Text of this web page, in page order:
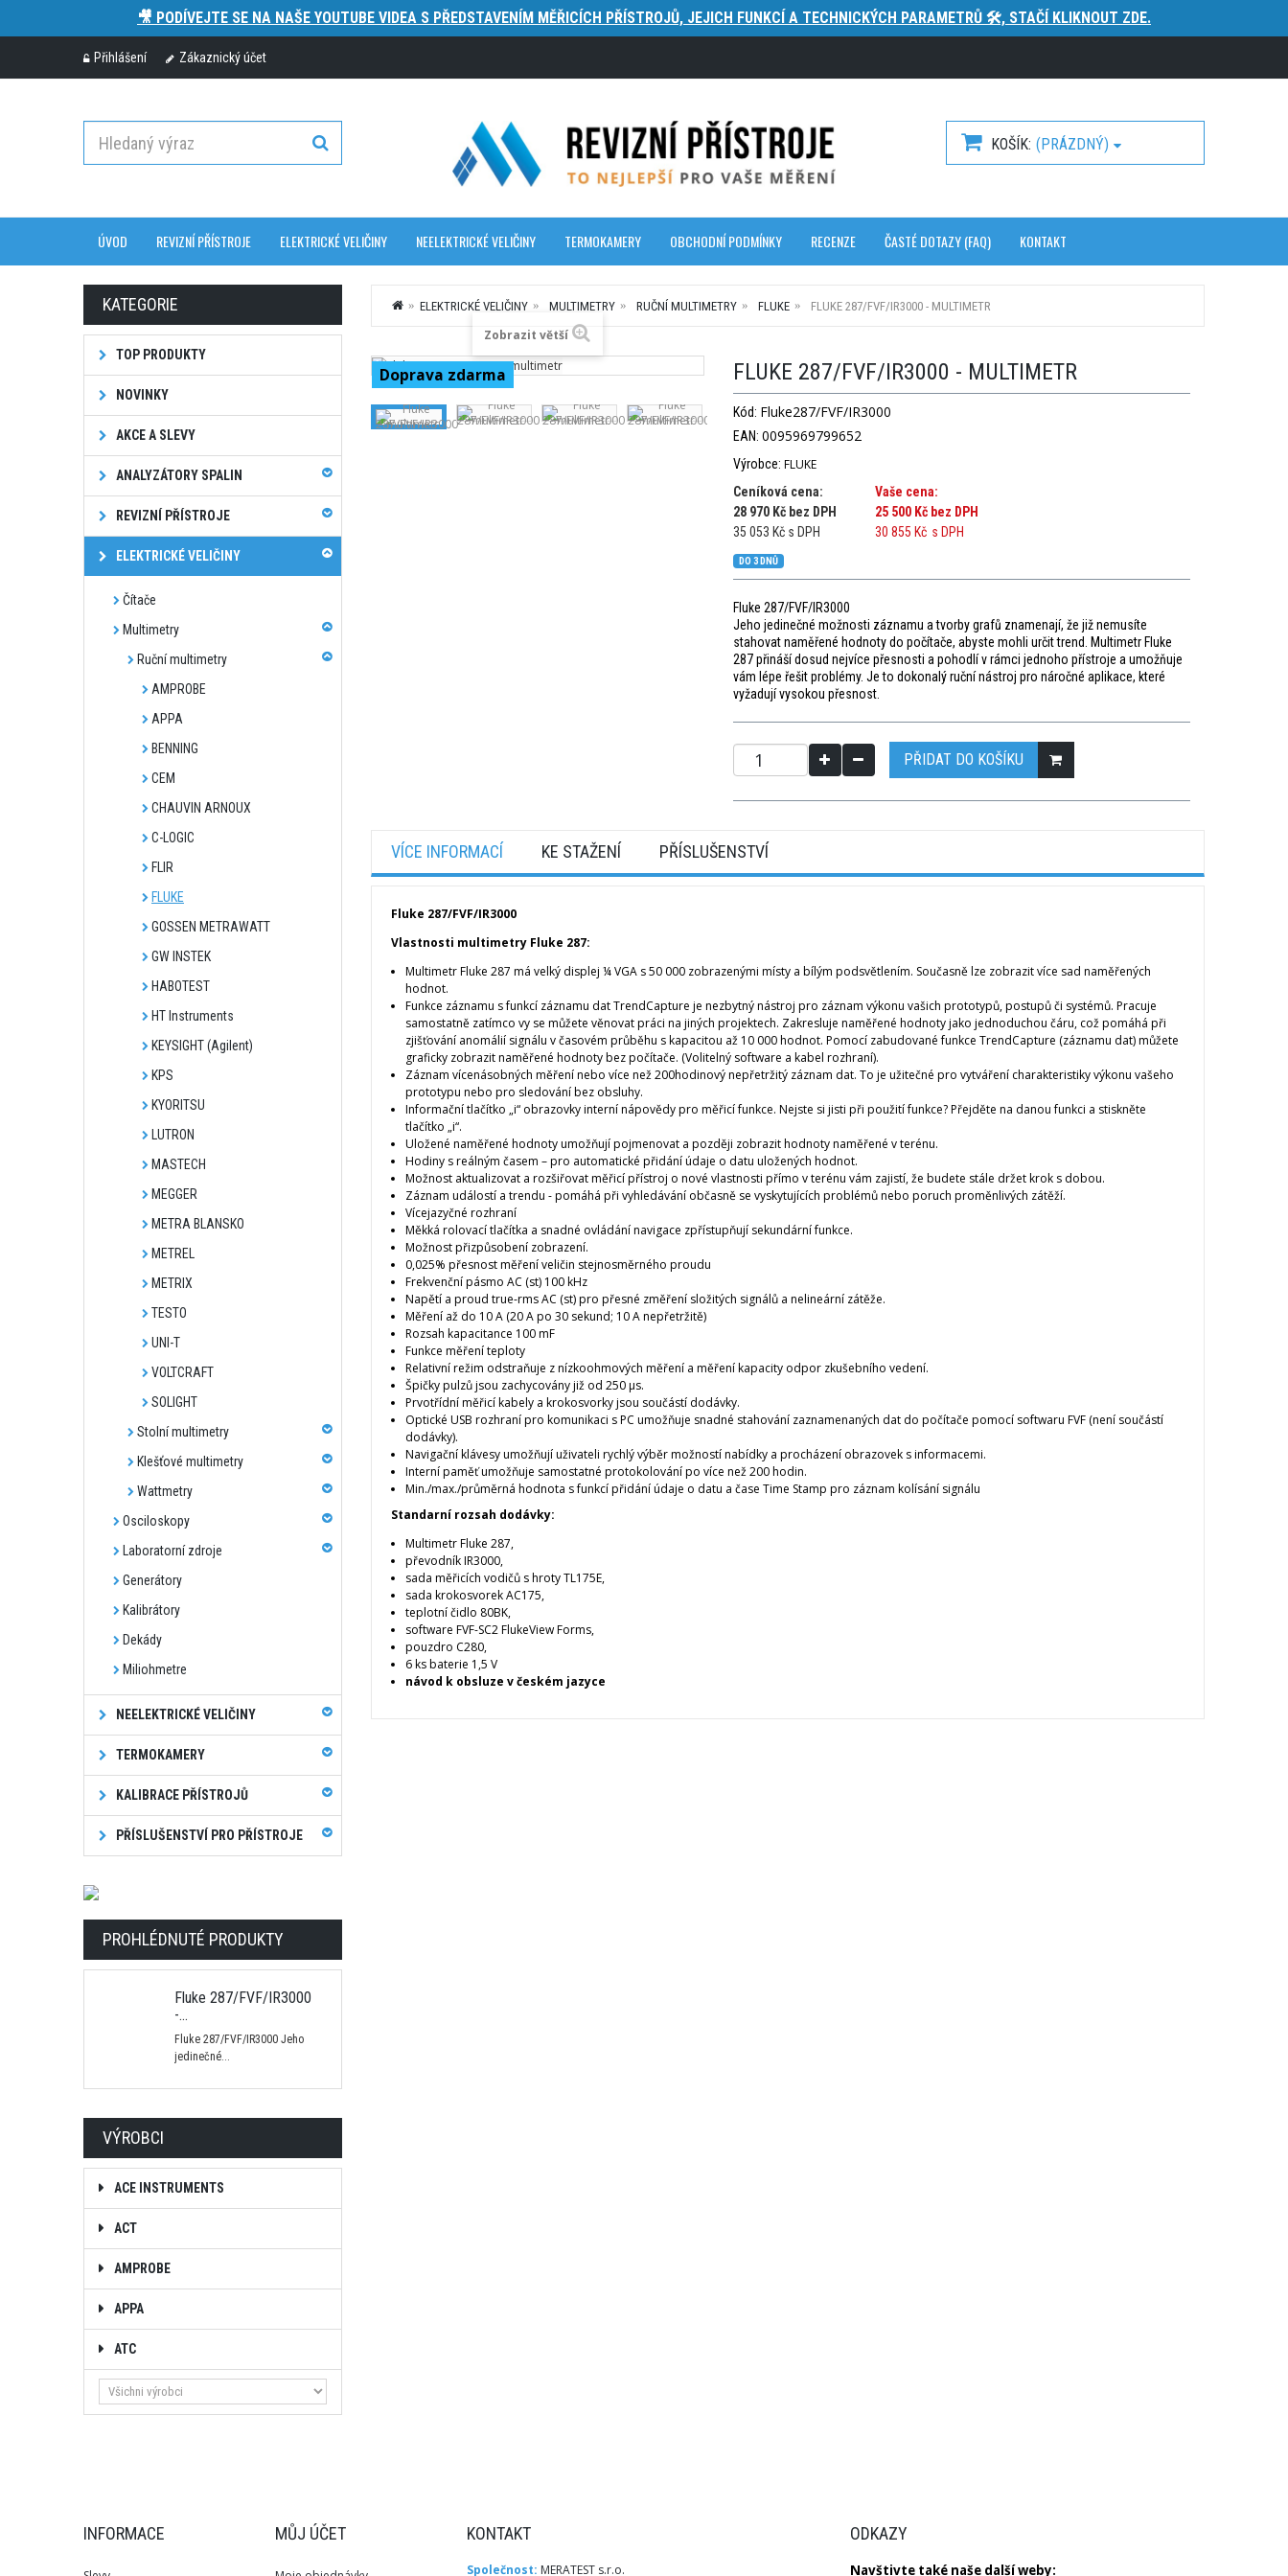
🎥 PODÍVEJTE SE NA NAŠE YOUTUBE VIDEA S PŘEDSTAVENÍM MĚŘICÍCH PŘÍSTROJŮ, JEJICH FUNKCÍ A TECHNICKÝCH PARAMETRŮ 🛠️, STAČÍ KLIKNOUT ZDE.
Přihlášení Zákaznický účet
KOŠÍK (PRÁZDNÝ)
ÚVOD REVIZNÍ PŘÍSTROJE ELEKTRICKÉ VELIČINY NEELEKTRICKÉ VELIČINY TERMOKAMERY OBCHODNÍ PODMÍNKY RECENZE ČASTÉ DOTAZY (FAQ) KONTAKT
KATEGORIE
TOP PRODUKTY
NOVINKY
AKCE A SLEVY
ANALYZÁTORY SPALIN
REVIZNÍ PŘÍSTROJE
ELEKTRICKÉ VELIČINY
Čítače
Multimetry
Ruční multimetry
AMPROBE
APPA
BENNING
CEM
CHAUVIN ARNOUX
C-LOGIC
FLIR
FLUKE
GOSSEN METRAWATT
GW INSTEK
HABOTEST
HT Instruments
KEYSIGHT (Agilent)
KPS
KYORITSU
LUTRON
MASTECH
MEGGER
METRA BLANSKO
METREL
METRIX
TESTO
UNI-T
VOLTCRAFT
SOLIGHT
Stolní multimetry
Klešťové multimetry
Wattmetry
Osciloskopy
Laboratorní zdroje
Generátory
Kalibrátory
Dekády
Miliohmetre
NEELEKTRICKÉ VELIČINY
TERMOKAMERY
KALIBRACE PŘÍSTROJŮ
PŘÍSLUŠENSTVÍ PRO PŘÍSTROJE
PROHLÉDNUTÉ PRODUKTY
Fluke 287/FVF/IR3000
-...
Fluke 287/FVF/IR3000 Jeho
jedinečné...
VÝROBCI
ACE INSTRUMENTS
ACT
AMPROBE
APPA
ATC
ELEKTRICKÉ VELIČINY MULTIMETRY RUČNÍ MULTIMETRY FLUKE FLUKE 287/FVF/IR3000 - MULTIMETR
Doprava zdarma
Zobrazit větší
FLUKE 287/FVF/IR3000 - MULTIMETR
Kód: Fluke287/FVF/IR3000
EAN: 0095969799652
Výrobce: FLUKE
Ceníková cena:
28 970 Kč bez DPH
35 053 Kč s DPH
Vaše cena:
25 500 Kč bez DPH
30 855 Kč s DPH
DO 3 DNŮ
Fluke 287/FVF/IR3000
Jeho jedinečné možnosti záznamu a tvorby grafů znamenají, že již nemusíte
stahovat naměřené hodnoty do počítače, abyste mohli určit trend. Multimetr Fluke
287 přináší dosud nejvíce přesnosti a pohodlí v rámci jednoho přístroje a umožňuje
vám lépe řešit problémy. Je to dokonalý ruční nástroj pro náročné aplikace, které
vyžadují vysokou přesnost.
PŘIDAT DO KOŠÍKU
VÍCE INFORMACÍ KE STAŽENÍ PŘÍSLUŠENSTVÍ
Fluke 287/FVF/IR3000
Vlastnosti multimetry Fluke 287:
Multimetr Fluke 287 má velký displej ¼ VGA s 50 000 zobrazenými místy a bílým podsvětlením. Současně lze zobrazit více sad naměřených
hodnot.
Funkce záznamu s funkcí záznamu dat TrendCapture je nezbytný nástroj pro záznam výkonu vašich prototypů, postupů či systémů. Pracuje
samostatně zatímco vy se můžete věnovat práci na jiných projektech. Zakresluje naměřené hodnoty jako jednoduchou čáru, což pomáhá při
zjišťování anomálií signálu v časovém průběhu s kapacitou až 10 000 hodnot. Pomocí zabudované funkce TrendCapture (záznamu dat) můžete
graficky zobrazit naměřené hodnoty bez počítače. (Volitelný software a kabel rozhraní).
Záznam vícenásobných měření nebo více než 200hodinový nepřetržitý záznam dat. To je užitečné pro vytváření charakteristiky výkonu vašeho
prototypu nebo pro sledování bez obsluhy.
Informační tlačítko „i“ obrazovky interní nápovědy pro měřicí funkce. Nejste si jisti při použití funkce? Přejděte na danou funkci a stiskněte
tlačítko „i“.
Uložené naměřené hodnoty umožňují pojmenovat a později zobrazit hodnoty naměřené v terénu.
Hodiny s reálným časem – pro automatické přidání údaje o datu uložených hodnot.
Možnost aktualizovat a rozšiřovat měřicí přístroj o nové vlastnosti přímo v terénu vám zajistí, že budete stále držet krok s dobou.
Záznam událostí a trendu - pomáhá při vyhledávání občasně se vyskytujících problémů nebo poruch proměnlivých zátěží.
Vícejazyčné rozhraní
Měkká rolovací tlačítka a snadné ovládání navigace zpřístupňují sekundární funkce.
Možnost přizpůsobení zobrazení.
0,025% přesnost měření veličin stejnosměrného proudu
Frekvenční pásmo AC (st) 100 kHz
Napětí a proud true-rms AC (st) pro přesné změření složitých signálů a nelineární zátěže.
Měření až do 10 A (20 A po 30 sekund; 10 A nepřetržitě)
Rozsah kapacitance 100 mF
Funkce měření teploty
Relativní režim odstraňuje z nízkoohmových měření a měření kapacity odpor zkušebního vedení.
Špičky pulzů jsou zachycovány již od 250 µs.
Prvotřídní měřicí kabely a krokosvorky jsou součástí dodávky.
Optické USB rozhraní pro komunikaci s PC umožňuje snadné stahování zaznamenaných dat do počítače pomocí softwaru FVF (není součástí
dodávky).
Navigační klávesy umožňují uživateli rychlý výběr možností nabídky a procházení obrazovek s informacemi.
Interní paměť umožňuje samostatné protokolování po více než 200 hodin.
Min./max./průměrná hodnota s funkcí přidání údaje o datu a čase Time Stamp pro záznam kolísání signálu
Standarní rozsah dodávky:
Multimetr Fluke 287,
převodník IR3000,
sada měřicích vodičů s hroty TL175E,
sada krokosvorek AC175,
teplotní čidlo 80BK,
software FVF-SC2 FlukeView Forms,
pouzdro C280,
6 ks baterie 1,5 V
návod k obsluze v českém jazyce
INFORMACE MŮJ ÚČET KONTAKT
Společnost: MERATEST s.r.o.
ODKAZY
Navštivte také naše dalšíweby: